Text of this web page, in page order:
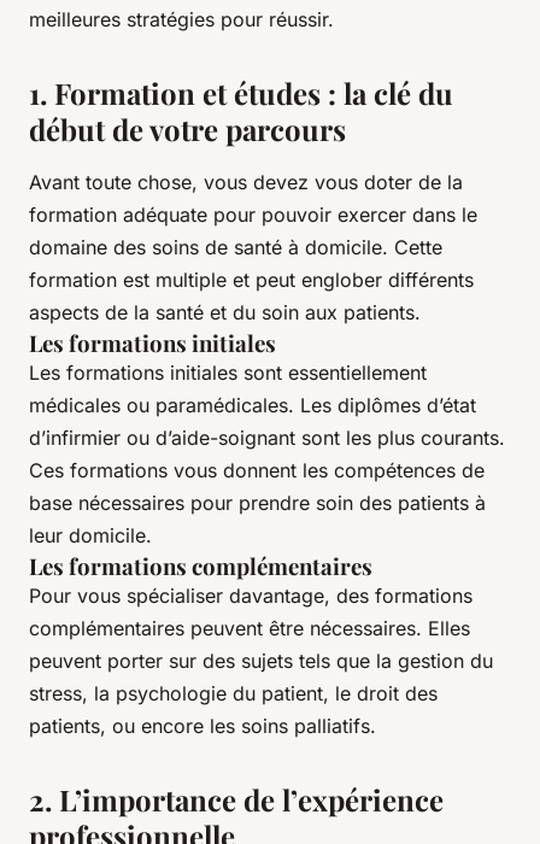
meilleures stratégies pour réussir.
1. Formation et études : la clé du
début de votre parcours
Avant toute chose, vous devez vous doter de la
formation adéquate pour pouvoir exercer dans le
domaine des soins de santé à domicile. Cette
formation est multiple et peut englober différents
aspects de la santé et du soin aux patients.
Les formations initiales
Les formations initiales sont essentiellement
médicales ou paramédicales. Les diplômes d’état
d’infirmier ou d’aide-soignant sont les plus courants.
Ces formations vous donnent les compétences de
base nécessaires pour prendre soin des patients à
leur domicile.
Les formations complémentaires
Pour vous spécialiser davantage, des formations
complémentaires peuvent être nécessaires. Elles
peuvent porter sur des sujets tels que la gestion du
stress, la psychologie du patient, le droit des
patients, ou encore les soins palliatifs.
2. L’importance de l’expérience
professionnelle